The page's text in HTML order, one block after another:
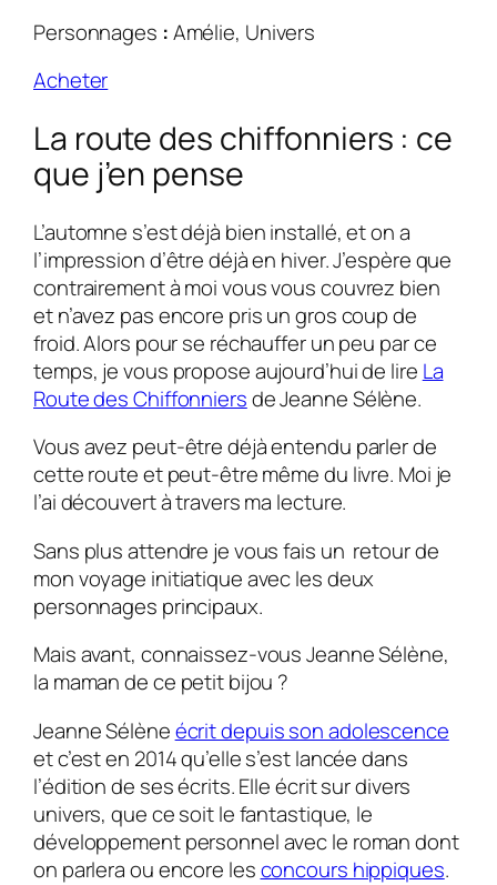
Personnages :Amélie, Univers
Acheter
La route des chiffonniers : ce
que j’en pense
L’automne s’est déjà bien installé, et on a
l’impression d’être déjà en hiver. J’espère que
contrairement à moi vous vous couvrez bien
et n’avez pas encore pris un gros coup de
froid. Alors pour se réchauffer un peu par ce
temps, je vous propose aujourd’hui de lire La
Route des Chiffonniersde Jeanne Sélène.
Vous avez peut-être déjà entendu parler de
cette route et peut-être même du livre. Moi je
l’ai découvert à travers ma lecture.
Sans plus attendre je vous fais un retour de
mon voyage initiatique avec les deux
personnages principaux.
Mais avant, connaissez-vous Jeanne Sélène,
la maman de ce petit bijou ?
Jeanne Sélèneécrit depuis son adolescence
et c’est en 2014 qu’elle s’est lancée dans
l’édition de ses écrits. Elle écrit sur divers
univers, que ce soit le fantastique, le
développement personnel avec le roman dont
on parlera ou encore lesconcours hippiques.